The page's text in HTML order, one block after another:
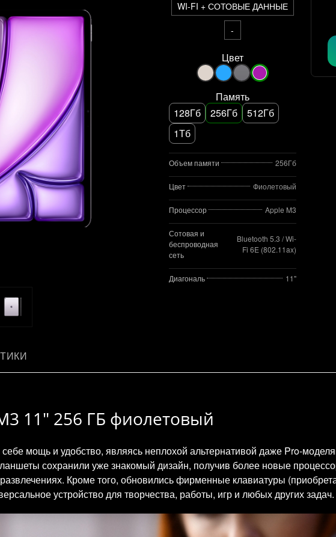
WI-FI + СОТОВЫЕ ДАННЫЕ
-
Цвет
Память
128Гб
256Гб
512Гб
1Тб
Объем памяти 256Гб
Цвет Фиолетовый
Процессор Apple M3
Сотовая и
беспроводная
сеть
Bluetooth 5.3 / Wi-
Fi 6E (802.11ax)
Диагональ 11"
11" 256 ГБ фиолетовый
себе мощь и удобство, являясь неплохой альтернативой даже Pro-
сохранили уже знакомый дизайн, получив более новые
Кроме того, обновились фирменные клавиатуры
устройство для творчества, работы, игр и любых других задач.